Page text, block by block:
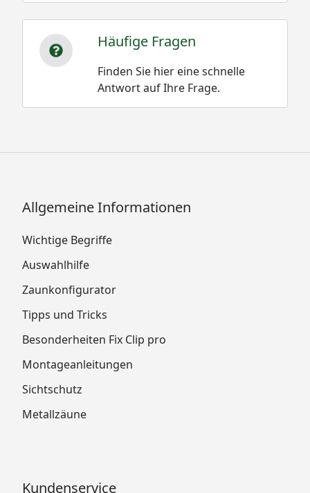
Häufige Fragen
Finden Sie hier eine schnelle
Antwort auf Ihre Frage.
Allgemeine Informationen
Wichtige Begriffe
Auswahlhilfe
Zaunkonfigurator
Tipps und Tricks
Besonderheiten Fix Clip pro
Montageanleitungen
Sichtschutz
Metallzäune
Kundenservice